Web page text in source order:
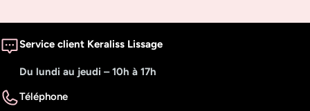
Service client Keraliss Lissage
Du lundi au jeudi – 10h à 17h
Téléphone